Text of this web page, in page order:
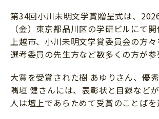
第34回小川未明文学賞贈呈式は、
（金）東京都品川区の学研ビルにて
上越市、小川未明文学賞委員会の方
選考委員の先生方など数多くの方が参
大賞を受賞された樹 あゆりさん、優
隅垣 健さんには、表彰状と目録など
人は壇上であらためて受賞のことばを